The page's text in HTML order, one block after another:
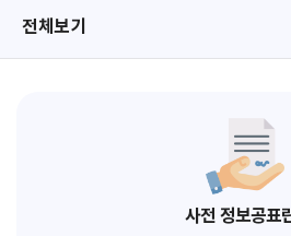
전체보기
사전 정보공표